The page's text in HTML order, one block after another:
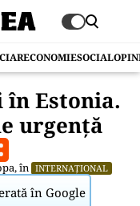
ECONOMIESOCIAL
Estonia.
urgență
, în INTERNAȚIONAL
în Google